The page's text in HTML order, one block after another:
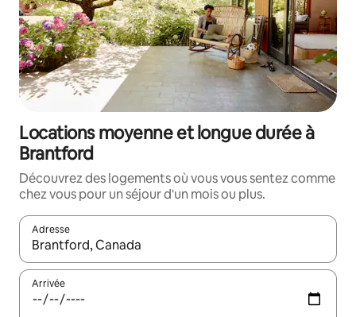
Locations moyenne et longue durée à
Brantford
Découvrez des logements où vous vous sentez comme
chez vous pour un séjour d'un mois ou plus.
Adresse
Lorsque les résultats s'affichent, utilisez les flèches vers le
Arrivée